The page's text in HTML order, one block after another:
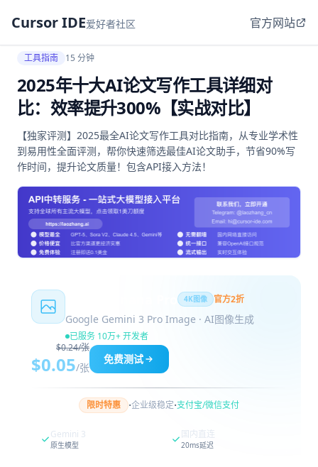
Cursor IDE爱好者社区 官方网站
工具指南 15 分钟
2025年十大AI论文写作工具详细对
比：效率提升300%【实战对比】
【独家评测】2025最全AI论文写作工具对比指南，从专业学术性
到易用性全面评测，帮你快速筛选最佳AI论文助手，节省90%写
作时间，提升论文质量！包含API接入方法！
4K图像 官方2折
Google Gemini 3 Pro Image · AI图像生成
已服务 10万+ 开发者
$0.24/张
$0.05/张
免费测试
限时特惠 ·企业级稳定·支付宝/微信支付
Gemini 3
原生模型
国内直连
20ms延迟